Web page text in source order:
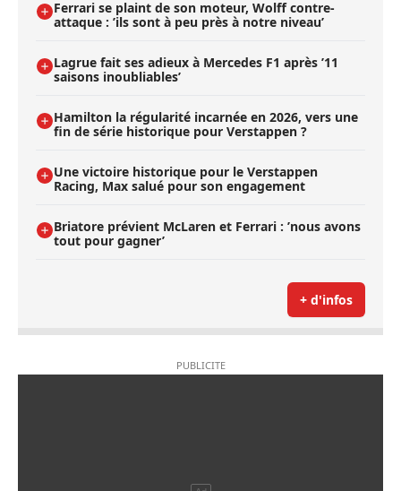
Ferrari se plaint de son moteur, Wolff contre-
attaque : ’ils sont à peu près à notre niveau’
Lagrue fait ses adieux à Mercedes F1 après ’11
saisons inoubliables’
Hamilton la régularité incarnée en 2026, vers une
fin de série historique pour Verstappen ?
Une victoire historique pour le Verstappen
Racing, Max salué pour son engagement
Briatore prévient McLaren et Ferrari : ’nous avons
tout pour gagner’
+ d'infos